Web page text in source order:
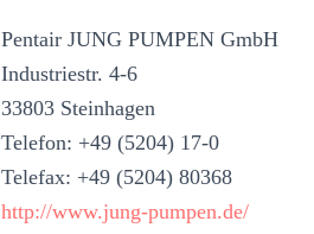
Pentair JUNG PUMPEN GmbH
Industriestr. 4-6
33803 Steinhagen
Telefon: +49 (5204) 17-0
Telefax: +49 (5204) 80368
http://www.jung-pumpen.de/